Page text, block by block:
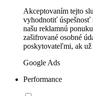
Akceptovaním tejto
vyhodnotiť úspešnosť
našu reklamnú
zašifrované osobné
poskytovateľmi, ak
Google Ads
Performance